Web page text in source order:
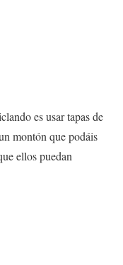
es usar tapas de
montón que podáis
ellos puedan